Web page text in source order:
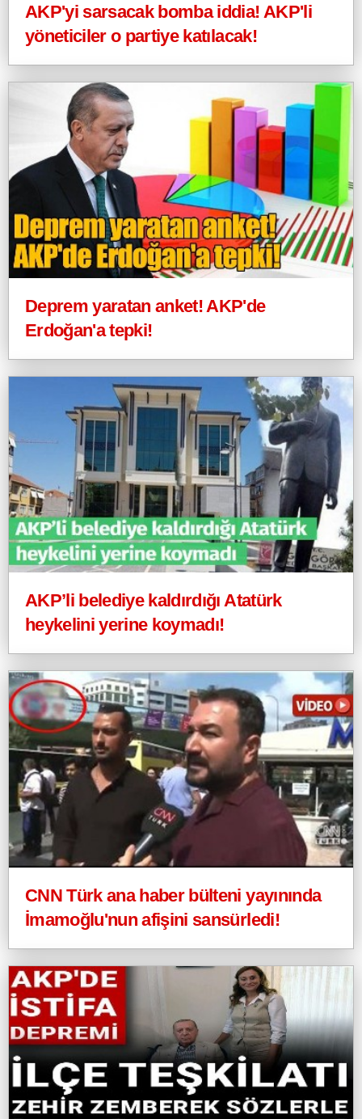
AKP'yi sarsacak bomba iddia! AKP'li
yöneticiler o partiye katılacak!
Deprem yaratan anket! AKP'de
Erdoğan'a tepki!
AKP’li belediye kaldırdığı Atatürk
heykelini yerine koymadı!
CNN Türk ana haber bülteni yayınında
İmamoğlu'nun afişini sansürledi!